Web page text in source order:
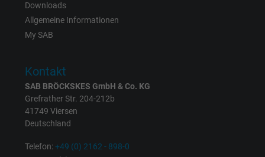
Name spin, Facebook Pixel
Laufzeit
Zweck
Cookie von Facebook für Website-Analyse,
Name wd, Facebook Pixel
Downloads
Allgemeine Informationen
My SAB
Kontakt
SAB BRÖCKSKES GmbH & Co. KG
Grefrather Str. 204-212b
41749 Viersen
Deutschland
Telefon:+49 (0) 2162 - 898-0